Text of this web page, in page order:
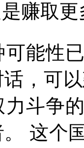
赚取
能性
，可
斗争
这个